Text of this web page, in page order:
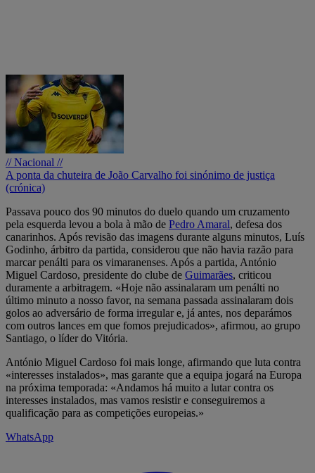
// Nacional //
A ponta da chuteira de João Carvalho foi sinónimo de justiça
(crónica)
Passava pouco dos 90 minutos do duelo quando um cruzamento
pela esquerda levou a bola à mão de Pedro Amaral, defesa dos
canarinhos. Após revisão das imagens durante alguns minutos, Luís
Godinho, árbitro da partida, considerou que não havia razão para
marcar penálti para os vimaranenses. Após a partida, António
Miguel Cardoso, presidente do clube de Guimarães, criticou
duramente a arbitragem. «Hoje não assinalaram um penálti no
último minuto a nosso favor, na semana passada assinalaram dois
golos ao adversário de forma irregular e, já antes, nos deparámos
com outros lances em que fomos prejudicados», afirmou, ao grupo
Santiago, o líder do Vitória.
António Miguel Cardoso foi mais longe, afirmando que luta contra
«interesses instalados», mas garante que a equipa jogará na Europa
na próxima temporada: «Andamos há muito a lutar contra os
interesses instalados, mas vamos resistir e conseguiremos a
qualificação para as competições europeias.»
WhatsApp